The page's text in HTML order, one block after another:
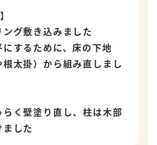
ング敷き込みました
にするために、床の下地
根太掛）から組み直しまし
らく壁塗り直し、柱は木部
した